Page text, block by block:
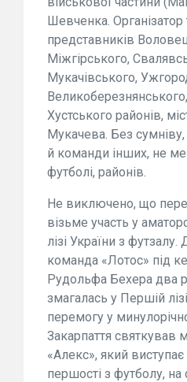
Шевченка. Організатор
представників
Міжгірського,
Мукачівського,
Хустського районів,
Мукачева. Без сумніву,
й команди інших, не
футболі, районів.
Не виключено, що
візьме участь у
лізі України з
команда «Лотос» під
Рудольфа Бехера два
змагалась у Першій
перемогу у
Закарпаття святкував
«Алекс», який виступає
першості з футболу, на